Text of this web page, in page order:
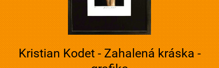
Kristian Kodet - Zahalená kráska -